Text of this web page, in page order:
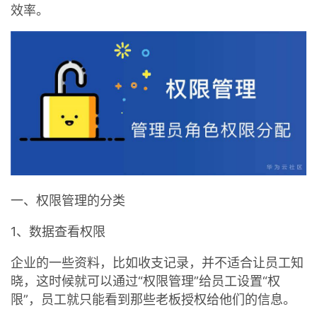
的
课
程
我
的
认
证
我
的
实
我
的
技
术
支
的
云
声
效率。
一、权限管理的分类
1、数据查看权限
企业的一些资料，比如收支记录，并不适合让员工知
晓，这时候就可以通过“权限管理”给员工设置“权
限”，员工就只能看到那些老板授权给他们的信息。